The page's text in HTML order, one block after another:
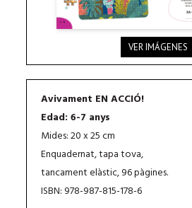
VER IMÁGENES
Avivament EN ACCIÓ!
Edad: 6-7 anys
Mides: 20 x 25 cm
Enquadernat, tapa tova,
tancament elàstic, 96 pàgines.
ISBN: 978-987-815-178-6